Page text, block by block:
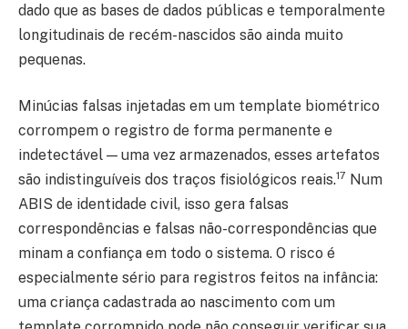
dado que as bases de dados públicas e temporalmente
longitudinais de recém-nascidos são ainda muito
pequenas.
Minúcias falsas injetadas em um template biométrico
corrompem o registro de forma permanente e
indetectável — uma vez armazenados, esses artefatos
são indistinguíveis dos traços fisiológicos reais.17 Num
ABIS de identidade civil, isso gera falsas
correspondências e falsas não-correspondências que
minam a confiança em todo o sistema. O risco é
especialmente sério para registros feitos na infância:
uma criança cadastrada ao nascimento com um